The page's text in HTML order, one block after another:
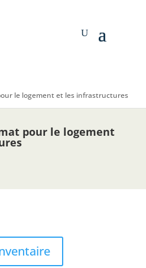
le logement et les infrastructures
pour le logement